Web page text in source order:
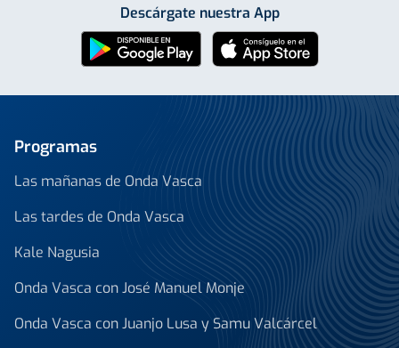
Descárgate nuestra App
Programas
Las mañanas de Onda Vasca
Las tardes de Onda Vasca
Kale Nagusia
Onda Vasca con José Manuel Monje
Onda Vasca con Juanjo Lusa y Samu Valcárcel